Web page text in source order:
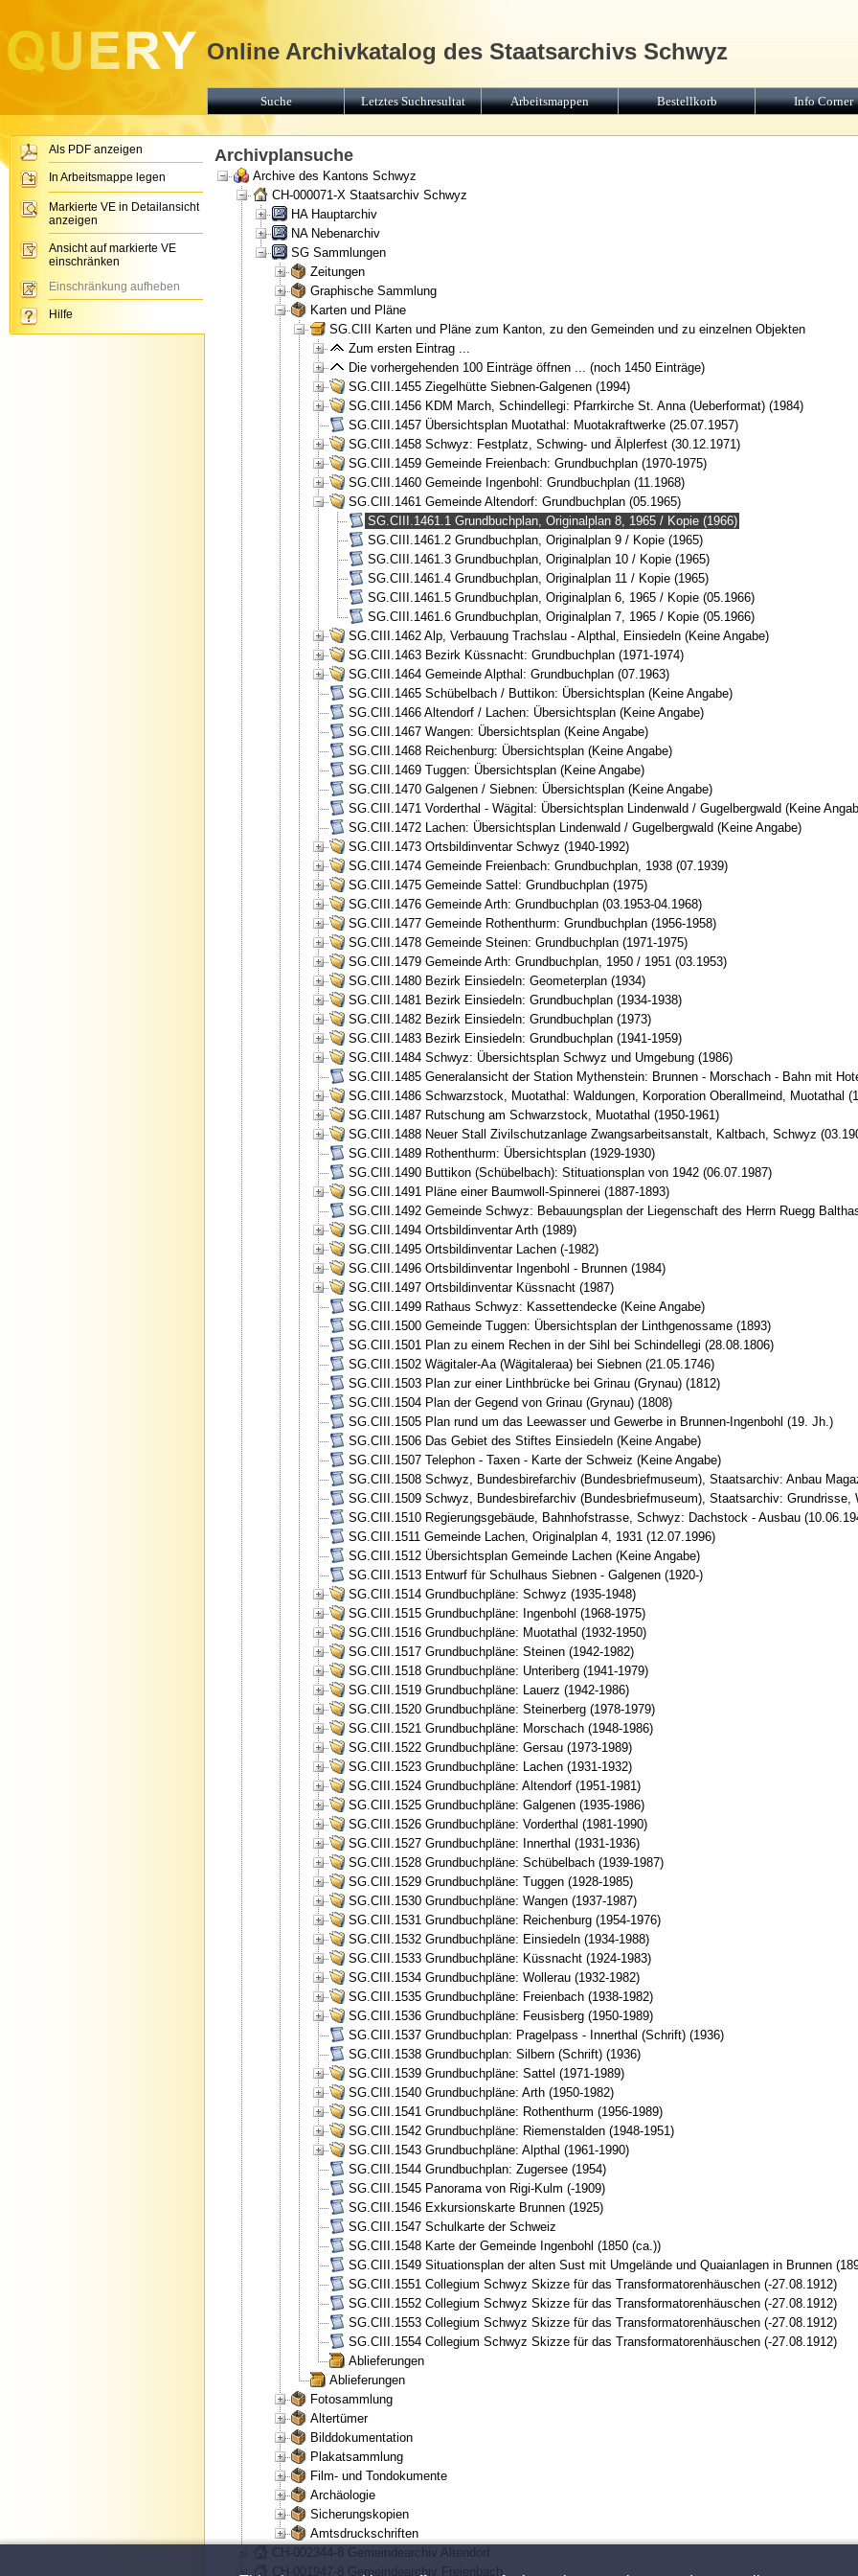
Archivplansuche
Archive des Kantons Schwyz
CH-000071-X Staatsarchiv Schwyz
HA Hauptarchiv
NA Nebenarchiv
SG Sammlungen
Zeitungen
Graphische Sammlung
Karten und Pläne
SG.CIII Karten und Pläne zum Kanton, zu den Gemeinden und zu einzelnen Objekten
Zum ersten Eintrag ...
Die vorhergehenden 100 Einträge öffnen ... (noch 1450 Einträge)
SG.CIII.1455 Ziegelhütte Siebnen-Galgenen (1994)
SG.CIII.1456 KDM March, Schindellegi: Pfarrkirche St. Anna (Ueberformat) (1984)
SG.CIII.1457 Übersichtsplan Muotathal: Muotakraftwerke (25.07.1957)
SG.CIII.1458 Schwyz: Festplatz, Schwing- und Älplerfest (30.12.1971)
SG.CIII.1459 Gemeinde Freienbach: Grundbuchplan (1970-1975)
SG.CIII.1460 Gemeinde Ingenbohl: Grundbuchplan (11.1968)
SG.CIII.1461 Gemeinde Altendorf: Grundbuchplan (05.1965)
SG.CIII.1461.1 Grundbuchplan, Originalplan 8, 1965 / Kopie (1966)
SG.CIII.1461.2 Grundbuchplan, Originalplan 9 / Kopie (1965)
SG.CIII.1461.3 Grundbuchplan, Originalplan 10 / Kopie (1965)
SG.CIII.1461.4 Grundbuchplan, Originalplan 11 / Kopie (1965)
SG.CIII.1461.5 Grundbuchplan, Originalplan 6, 1965 / Kopie (05.1966)
SG.CIII.1461.6 Grundbuchplan, Originalplan 7, 1965 / Kopie (05.1966)
SG.CIII.1462 Alp, Verbauung Trachslau - Alpthal, Einsiedeln (Keine Angabe)
SG.CIII.1463 Bezirk Küssnacht: Grundbuchplan (1971-1974)
SG.CIII.1464 Gemeinde Alpthal: Grundbuchplan (07.1963)
SG.CIII.1465 Schübelbach / Buttikon: Übersichtsplan (Keine Angabe)
SG.CIII.1466 Altendorf / Lachen: Übersichtsplan (Keine Angabe)
SG.CIII.1467 Wangen: Übersichtsplan (Keine Angabe)
SG.CIII.1468 Reichenburg: Übersichtsplan (Keine Angabe)
SG.CIII.1469 Tuggen: Übersichtsplan (Keine Angabe)
SG.CIII.1470 Galgenen / Siebnen: Übersichtsplan (Keine Angabe)
SG.CIII.1471 Vorderthal - Wägital: Übersichtsplan Lindenwald / Gugelbergwald (Keine
SG.CIII.1472 Lachen: Übersichtsplan Lindenwald / Gugelbergwald (Keine Angabe)
SG.CIII.1473 Ortsbildinventar Schwyz (1940-1992)
SG.CIII.1474 Gemeinde Freienbach: Grundbuchplan, 1938 (07.1939)
SG.CIII.1475 Gemeinde Sattel: Grundbuchplan (1975)
SG.CIII.1476 Gemeinde Arth: Grundbuchplan (03.1953-04.1968)
SG.CIII.1477 Gemeinde Rothenthurm: Grundbuchplan (1956-1958)
SG.CIII.1478 Gemeinde Steinen: Grundbuchplan (1971-1975)
SG.CIII.1479 Gemeinde Arth: Grundbuchplan, 1950 / 1951 (03.1953)
SG.CIII.1480 Bezirk Einsiedeln: Geometerplan (1934)
SG.CIII.1481 Bezirk Einsiedeln: Grundbuchplan (1934-1938)
SG.CIII.1482 Bezirk Einsiedeln: Grundbuchplan (1973)
SG.CIII.1483 Bezirk Einsiedeln: Grundbuchplan (1941-1959)
SG.CIII.1484 Schwyz: Übersichtsplan Schwyz und Umgebung (1986)
SG.CIII.1485 Generalansicht der Station Mythenstein: Brunnen - Morschach - Bahn mit
SG.CIII.1486 Schwarzstock, Muotathal: Waldungen, Korporation Oberallmeind, Muotathal
SG.CIII.1487 Rutschung am Schwarzstock, Muotathal (1950-1961)
SG.CIII.1488 Neuer Stall Zivilschutzanlage Zwangsarbeitsanstalt, Kaltbach, Schwyz
SG.CIII.1489 Rothenthurm: Übersichtsplan (1929-1930)
SG.CIII.1490 Buttikon (Schübelbach): Stituationsplan von 1942 (06.07.1987)
SG.CIII.1491 Pläne einer Baumwoll-Spinnerei (1887-1893)
SG.CIII.1492 Gemeinde Schwyz: Bebauungsplan der Liegenschaft des Herrn Ruegg
SG.CIII.1494 Ortsbildinventar Arth (1989)
SG.CIII.1495 Ortsbildinventar Lachen (-1982)
SG.CIII.1496 Ortsbildinventar Ingenbohl - Brunnen (1984)
SG.CIII.1497 Ortsbildinventar Küssnacht (1987)
SG.CIII.1499 Rathaus Schwyz: Kassettendecke (Keine Angabe)
SG.CIII.1500 Gemeinde Tuggen: Übersichtsplan der Linthgenossame (1893)
SG.CIII.1501 Plan zu einem Rechen in der Sihl bei Schindellegi (28.08.1806)
SG.CIII.1502 Wägitaler-Aa (Wägitaleraa) bei Siebnen (21.05.1746)
SG.CIII.1503 Plan zur einer Linthbrücke bei Grinau (Grynau) (1812)
SG.CIII.1504 Plan der Gegend von Grinau (Grynau) (1808)
SG.CIII.1505 Plan rund um das Leewasser und Gewerbe in Brunnen-Ingenbohl (19. Jh.)
SG.CIII.1506 Das Gebiet des Stiftes Einsiedeln (Keine Angabe)
SG.CIII.1507 Telephon - Taxen - Karte der Schweiz (Keine Angabe)
SG.CIII.1508 Schwyz, Bundesbirefarchiv (Bundesbriefmuseum), Staatsarchiv: Anbau
SG.CIII.1509 Schwyz, Bundesbirefarchiv (Bundesbriefmuseum), Staatsarchiv: Grundrisse,
SG.CIII.1510 Regierungsgebäude, Bahnhofstrasse, Schwyz: Dachstock - Ausbau
SG.CIII.1511 Gemeinde Lachen, Originalplan 4, 1931 (12.07.1996)
SG.CIII.1512 Übersichtsplan Gemeinde Lachen (Keine Angabe)
SG.CIII.1513 Entwurf für Schulhaus Siebnen - Galgenen (1920-)
SG.CIII.1514 Grundbuchpläne: Schwyz (1935-1948)
SG.CIII.1515 Grundbuchpläne: Ingenbohl (1968-1975)
SG.CIII.1516 Grundbuchpläne: Muotathal (1932-1950)
SG.CIII.1517 Grundbuchpläne: Steinen (1942-1982)
SG.CIII.1518 Grundbuchpläne: Unteriberg (1941-1979)
SG.CIII.1519 Grundbuchpläne: Lauerz (1942-1986)
SG.CIII.1520 Grundbuchpläne: Steinerberg (1978-1979)
SG.CIII.1521 Grundbuchpläne: Morschach (1948-1986)
SG.CIII.1522 Grundbuchpläne: Gersau (1973-1989)
SG.CIII.1523 Grundbuchpläne: Lachen (1931-1932)
SG.CIII.1524 Grundbuchpläne: Altendorf (1951-1981)
SG.CIII.1525 Grundbuchpläne: Galgenen (1935-1986)
SG.CIII.1526 Grundbuchpläne: Vorderthal (1981-1990)
SG.CIII.1527 Grundbuchpläne: Innerthal (1931-1936)
SG.CIII.1528 Grundbuchpläne: Schübelbach (1939-1987)
SG.CIII.1529 Grundbuchpläne: Tuggen (1928-1985)
SG.CIII.1530 Grundbuchpläne: Wangen (1937-1987)
SG.CIII.1531 Grundbuchpläne: Reichenburg (1954-1976)
SG.CIII.1532 Grundbuchpläne: Einsiedeln (1934-1988)
SG.CIII.1533 Grundbuchpläne: Küssnacht (1924-1983)
SG.CIII.1534 Grundbuchpläne: Wollerau (1932-1982)
SG.CIII.1535 Grundbuchpläne: Freienbach (1938-1982)
SG.CIII.1536 Grundbuchpläne: Feusisberg (1950-1989)
SG.CIII.1537 Grundbuchplan: Pragelpass - Innerthal (Schrift) (1936)
SG.CIII.1538 Grundbuchplan: Silbern (Schrift) (1936)
SG.CIII.1539 Grundbuchpläne: Sattel (1971-1989)
SG.CIII.1540 Grundbuchpläne: Arth (1950-1982)
SG.CIII.1541 Grundbuchpläne: Rothenthurm (1956-1989)
SG.CIII.1542 Grundbuchpläne: Riemenstalden (1948-1951)
SG.CIII.1543 Grundbuchpläne: Alpthal (1961-1990)
SG.CIII.1544 Grundbuchplan: Zugersee (1954)
SG.CIII.1545 Panorama von Rigi-Kulm (-1909)
SG.CIII.1546 Exkursionskarte Brunnen (1925)
SG.CIII.1547 Schulkarte der Schweiz
SG.CIII.1548 Karte der Gemeinde Ingenbohl (1850 (ca.))
SG.CIII.1549 Situationsplan der alten Sust mit Umgelände und Quaianlagen in Brunnen
SG.CIII.1551 Collegium Schwyz Skizze für das Transformatorenhäuschen (-27.08.1912)
SG.CIII.1552 Collegium Schwyz Skizze für das Transformatorenhäuschen (-27.08.1912)
SG.CIII.1553 Collegium Schwyz Skizze für das Transformatorenhäuschen (-27.08.1912)
SG.CIII.1554 Collegium Schwyz Skizze für das Transformatorenhäuschen (-27.08.1912)
Ablieferungen
Ablieferungen
Fotosammlung
Altertümer
Bilddokumentation
Plakatsammlung
Film- und Tondokumente
Archäologie
Sicherungskopien
Amtsdruckschriften
CH-002344-8 Gemeindearchiv Altendorf
CH-001947-8 Gemeindearchiv Freienbach
Online Archivkatalog des Staatsarchivs Schwyz
Suche Letztes Suchresultat Arbeitsmappen Bestellkorb Info Corner
Als PDF anzeigen
In Arbeitsmappe legen
Markierte VE in Detailansicht
anzeigen
Ansicht auf markierte VE
einschränken
Einschränkung aufheben
Hilfe